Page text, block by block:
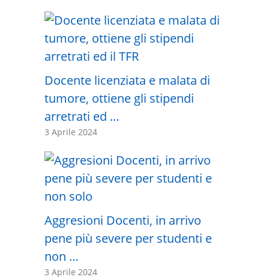
Docente licenziata e malata di
tumore, ottiene gli stipendi
arretrati ed …
3 Aprile 2024
Aggresioni Docenti, in arrivo
pene più severe per studenti e
non …
3 Aprile 2024